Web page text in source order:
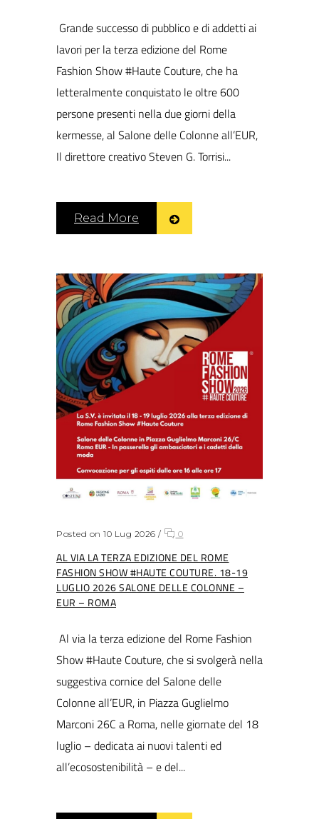
Grande successo di pubblico e di addetti ai
lavori per la terza edizione del Rome
Fashion Show #Haute Couture, che ha
letteralmente conquistato le oltre 600
persone presenti nella due giorni della
kermesse, al Salone delle Colonne all’EUR,
Il direttore creativo Steven G. Torrisi...
Read More
Posted on 10 Lug 2026 / 0
AL VIA LA TERZA EDIZIONE DEL ROME
FASHION SHOW #HAUTE COUTURE. 18-19
LUGLIO 2026 SALONE DELLE COLONNE –
EUR – ROMA
Al via la terza edizione del Rome Fashion
Show #Haute Couture, che si svolgerà nella
suggestiva cornice del Salone delle
Colonne all’EUR, in Piazza Guglielmo
Marconi 26C a Roma, nelle giornate del 18
luglio – dedicata ai nuovi talenti ed
all’ecosostenibilità – e del...